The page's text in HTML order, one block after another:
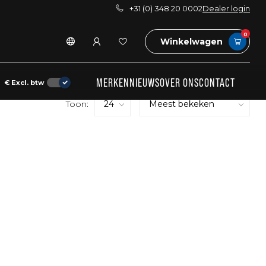
+31 (0) 348 20 0002Dealer login
Winkelwagen
0
€ Excl. btw MERKENNIEUWSOVER ONSCONTACT
Toon: